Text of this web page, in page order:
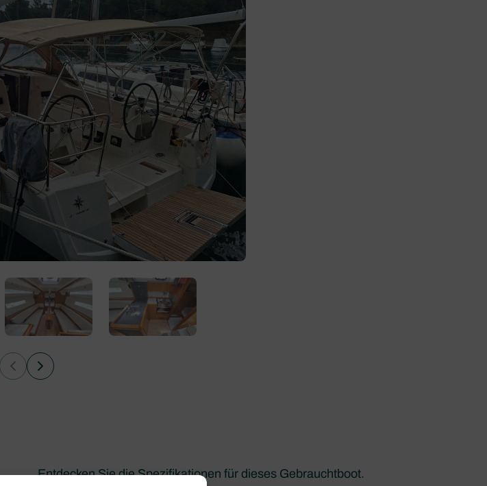
Entdecken Sie die Spezifikationen für dieses Gebrauchtboot.